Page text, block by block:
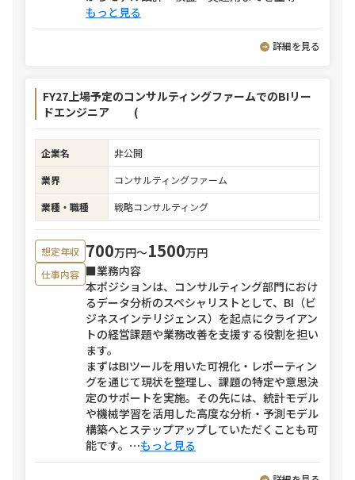
もっと見る
詳細を見る
FY27上場予定のコンサルティングファームでのBIリー
ドエンジニア (
企業名
非公開
業界
コンサルティングファーム
業種・職種
戦略コンサルティング
想定年収 700万円〜1500万円
仕事内容 ■業務内容
本ポジションは、コンサルティング部門におけ
るデータ分析のスペシャリストとして、BI（ビ
ジネスインテリジェンス）を起点にクライアン
トの経営課題や業務改善を支援する役割を担い
ます。
まずはBIツールを用いた可視化・レポーティン
グを通じて現状を整理し、課題の特定や意思決
定のサポートを実施。その先には、統計モデル
や機械学習を活用した高度な分析・予測モデル
構築へとステップアップしていただくことも可
能です。 ⋯もっと見る